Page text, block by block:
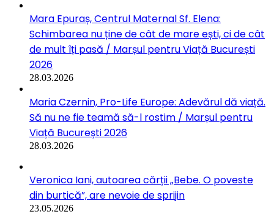
Mara Epuraș, Centrul Maternal Sf. Elena:
Schimbarea nu ține de cât de mare ești, ci de cât
de mult îți pasă / Marșul pentru Viață București
2026
28.03.2026
Maria Czernin, Pro-Life Europe: Adevărul dă viață.
Să nu ne fie teamă să-l rostim / Marșul pentru
Viață București 2026
28.03.2026
Veronica Iani, autoarea cărții „Bebe. O poveste
din burtică”, are nevoie de sprijin
23.05.2026